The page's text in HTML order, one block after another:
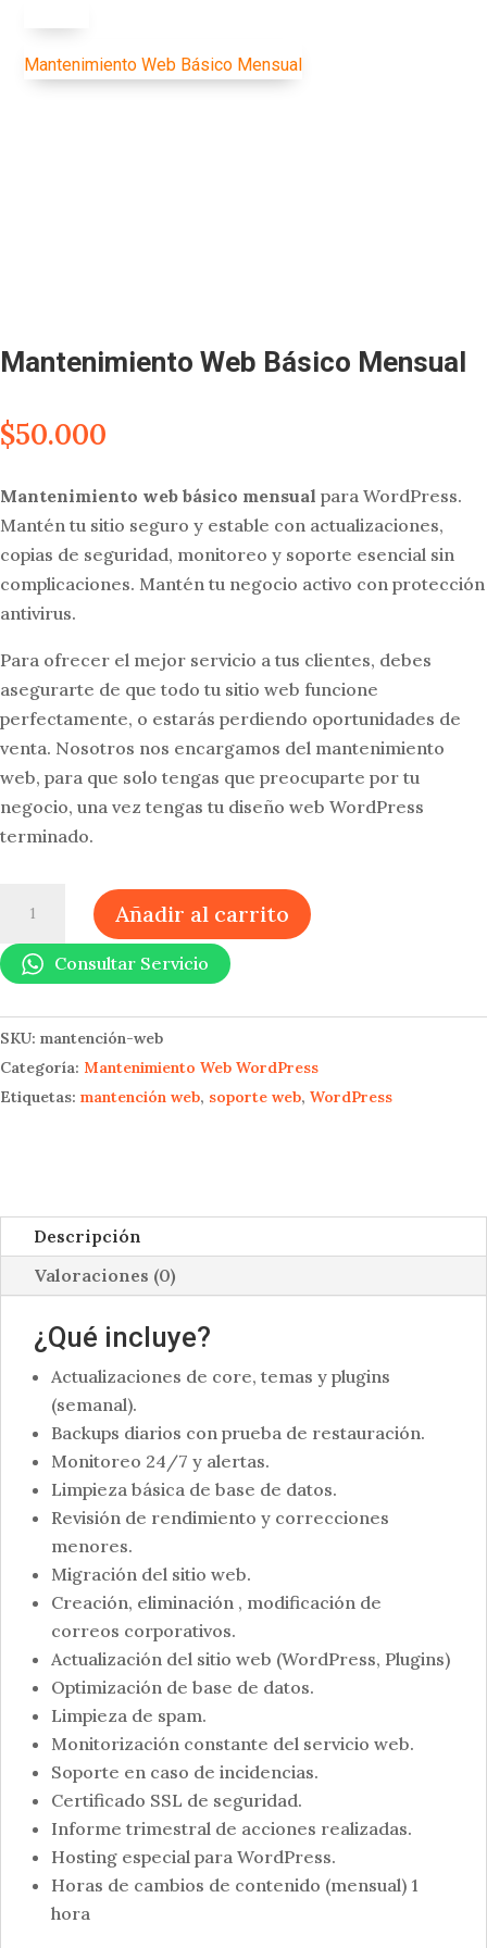
Mantenimiento Web Básico Mensual
Mantenimiento Web Básico Mensual
$50.000
Mantenimiento web básico mensual para WordPress.
Mantén tu sitio seguro y estable con actualizaciones,
copias de seguridad, monitoreo y soporte esencial sin
complicaciones. Mantén tu negocio activo con protección
antivirus.
Para ofrecer el mejor servicio a tus clientes, debes
asegurarte de que todo tu sitio web funcione
perfectamente, o estarás perdiendo oportunidades de
venta. Nosotros nos encargamos del mantenimiento
web, para que solo tengas que preocuparte por tu
negocio, una vez tengas tu diseño web WordPress
terminado.
Mantenimiento
Básico
Mensual
cantidad
Añadir al carrito
Consultar Servicio
SKU: mantención-web
Categoría: Mantenimiento Web WordPress
Etiquetas: mantención web, soporte web, WordPress
Descripción
Valoraciones (0)
¿Qué incluye?
Actualizaciones de core, temas y plugins
(semanal).
Backups diarios con prueba de restauración.
Monitoreo 24/7 y alertas.
Limpieza básica de base de datos.
Revisión de rendimiento y correcciones
menores.
Migración del sitio web.
Creación, eliminación , modificación de
correos corporativos.
Actualización del sitio web (WordPress, Plugins)
Optimización de base de datos.
Limpieza de spam.
Monitorización constante del servicio web.
Soporte en caso de incidencias.
Certificado SSL de seguridad.
Informe trimestral de acciones realizadas.
Hosting especial para WordPress.
Horas de cambios de contenido (mensual) 1
hora